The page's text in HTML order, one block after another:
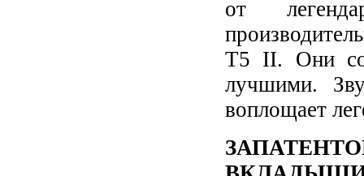
от
T5 II. Они
лучшими.
воплощает